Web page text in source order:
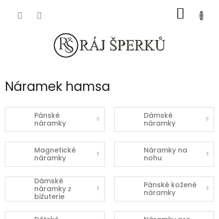
KOŠÍK
Náramek hamsa
Pánské
náramky
Dámské
náramky
Magnetické
náramky
Náramky na
nohu
Dámské
náramky z
bižuterie
Pánské kožené
náramky